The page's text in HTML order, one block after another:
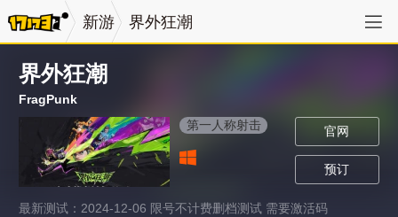
新游 界外狂潮
界外狂潮
FragPunk
官网
预订
第一人称射击
最新测试：2024-12-06 限号不计费删档测试 需要激活码